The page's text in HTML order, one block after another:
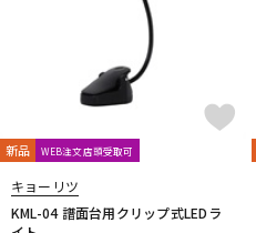
キーボード
アンプ
新品 WEB注文店頭受取可
キョーリツ
KML-04 譜面台用クリップ式LEDラ